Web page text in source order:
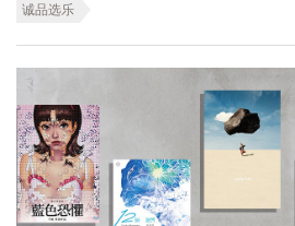
诚品选乐